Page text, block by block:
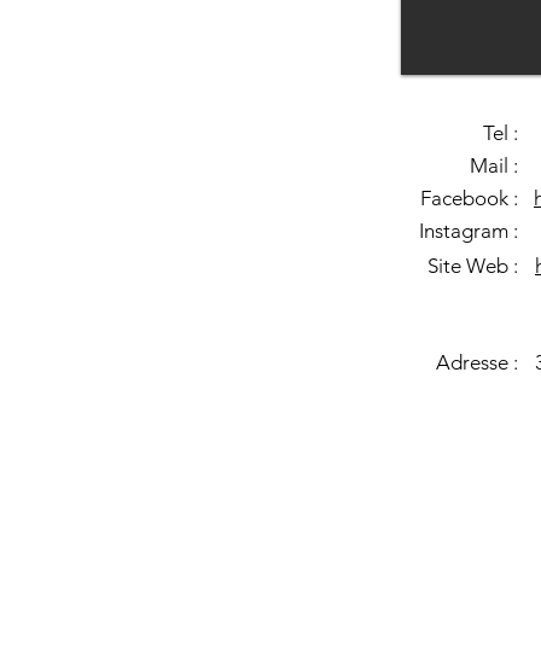
Tel :
Mail :
Facebook :
Instagram :
Site Web :
Adresse :